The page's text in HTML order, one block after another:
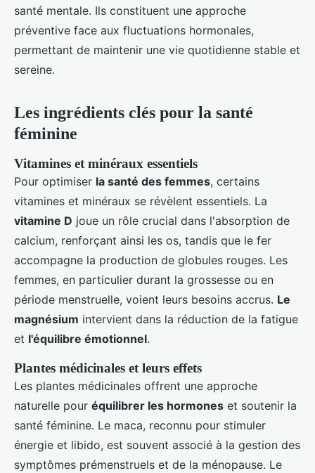
santé mentale. Ils constituent une approche
préventive face aux fluctuations hormonales,
permettant de maintenir une vie quotidienne stable et
sereine.
Les ingrédients clés pour la santé
féminine
Vitamines et minéraux essentiels
Pour optimiser la santé des femmes, certains
vitamines et minéraux se révèlent essentiels. La
vitamine D joue un rôle crucial dans l'absorption de
calcium, renforçant ainsi les os, tandis que le fer
accompagne la production de globules rouges. Les
femmes, en particulier durant la grossesse ou en
période menstruelle, voient leurs besoins accrus. Le
magnésium intervient dans la réduction de la fatigue
et l'équilibre émotionnel.
Plantes médicinales et leurs effets
Les plantes médicinales offrent une approche
naturelle pour équilibrer les hormones et soutenir la
santé féminine. Le maca, reconnu pour stimuler
énergie et libido, est souvent associé à la gestion des
symptômes prémenstruels et de la ménopause. Le